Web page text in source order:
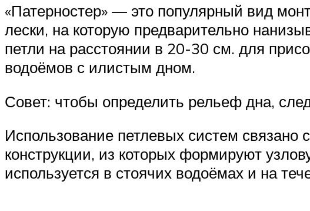
«Патерностер» — это популярный вид
лески, на которую предварительно
петли на расстоянии в 20-30 см. для
водоёмов с илистым дном.
Совет: чтобы определить рельеф дна,
Использование петлевых систем
конструкции, из которых формируют
используется в стоячих водоёмах и на